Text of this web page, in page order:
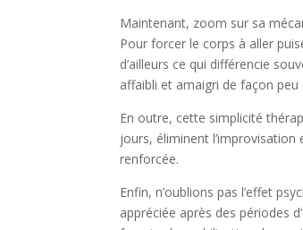
Maintenant, zoom sur sa
Pour forcer le corps à aller
d’ailleurs ce qui différencie
affaibli et amaigri de façon peu
En outre, cette simplicité
jours, éliminent l’improvisation
renforcée.
Enfin, n’oublions pas l’effet
appréciée après des périodes